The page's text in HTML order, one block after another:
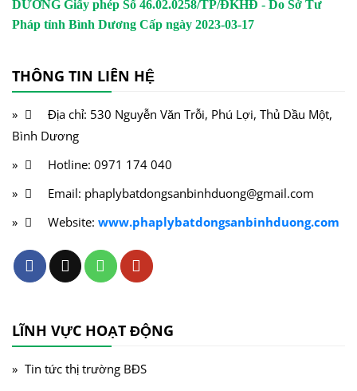
DƯƠNG Giấy phép Số 46.02.0258/TP/ĐKHĐ - Do Sở Tư
Pháp tỉnh Bình Dương Cấp ngày 2023-03-17
THÔNG TIN LIÊN HỆ
Địa chỉ: 530 Nguyễn Văn Trỗi, Phú Lợi, Thủ Dầu Một,
Bình Dương
Hotline: 0971 174 040
Email: phaplybatdongsanbinhduong@gmail.com
Website: www.phaplybatdongsanbinhduong.com
LĨNH VỰC HOẠT ĐỘNG
Tin tức thị trường BĐS